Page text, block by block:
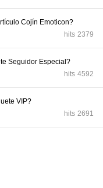
Cojín Emoticon?
hits 2379
Seguidor Especial?
hits 4592
VIP?
hits 2691